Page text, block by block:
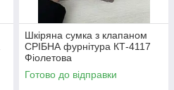
Шкіряна сумка з клапаном
СРІБНА фурнітура КТ-4117
Фіолетова
Готово до відправки